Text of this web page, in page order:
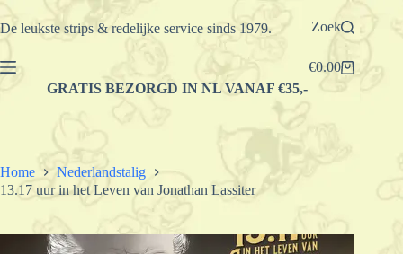
Ga
naar
De leukste strips & redelijke service sinds 1979. Zoek
Winkelwagen
€0.00
GRATIS BEZORGD IN NL VANAF €35,-
Home
Nederlandstalig
13.17 uur in het Leven van Jonathan Lassiter